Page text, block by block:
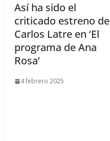
Así ha sido el
criticado estreno de
Carlos Latre en ‘El
programa de Ana
Rosa’
4 febrero 2025